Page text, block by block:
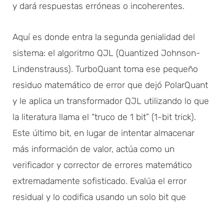
y dará respuestas erróneas o incoherentes.
Aquí es donde entra la segunda genialidad del
sistema: el algoritmo QJL (Quantized Johnson-
Lindenstrauss). TurboQuant toma ese pequeño
residuo matemático de error que dejó PolarQuant
y le aplica un transformador QJL utilizando lo que
la literatura llama el “truco de 1 bit” (1-bit trick).
Este último bit, en lugar de intentar almacenar
más información de valor, actúa como un
verificador y corrector de errores matemático
extremadamente sofisticado. Evalúa el error
residual y lo codifica usando un solo bit que